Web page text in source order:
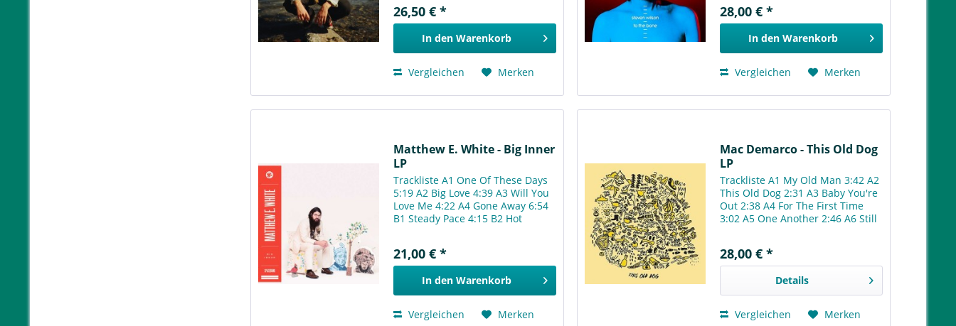
26,50 € *
In den Warenkorb
Vergleichen Merken
6:02 C3 Song Of I 5:21 D1
Detonation 9:19 D2 Song Of...
28,00 € *
In den Warenkorb
Vergleichen Merken
Matthew E. White - Big Inner
LP
Trackliste A1 One Of These Days
5:19 A2 Big Love 4:39 A3 Will You
Love Me 4:22 A4 Gone Away 6:54
B1 Steady Pace 4:15 B2 Hot
21,00 € *
In den Warenkorb
Vergleichen Merken
Mac Demarco - This Old Dog
LP
Trackliste A1 My Old Man 3:42 A2
This Old Dog 2:31 A3 Baby You're
Out 2:38 A4 For The First Time
3:02 A5 One Another 2:46 A6 Still
Wolf Who Wears Sheeps Clothes
2:49 B3 One...
28,00 € *
Details
Vergleichen Merken